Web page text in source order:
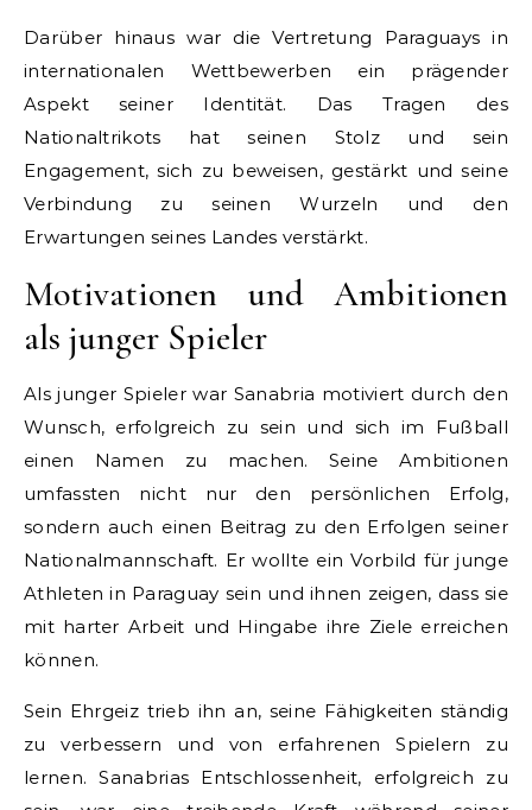
Darüber hinaus war die Vertretung Paraguays in
internationalen Wettbewerben ein prägender
Aspekt seiner Identität. Das Tragen des
Nationaltrikots hat seinen Stolz und sein
Engagement, sich zu beweisen, gestärkt und seine
Verbindung zu seinen Wurzeln und den
Erwartungen seines Landes verstärkt.
Motivationen und Ambitionen
als junger Spieler
Als junger Spieler war Sanabria motiviert durch den
Wunsch, erfolgreich zu sein und sich im Fußball
einen Namen zu machen. Seine Ambitionen
umfassten nicht nur den persönlichen Erfolg,
sondern auch einen Beitrag zu den Erfolgen seiner
Nationalmannschaft. Er wollte ein Vorbild für junge
Athleten in Paraguay sein und ihnen zeigen, dass sie
mit harter Arbeit und Hingabe ihre Ziele erreichen
können.
Sein Ehrgeiz trieb ihn an, seine Fähigkeiten ständig
zu verbessern und von erfahrenen Spielern zu
lernen. Sanabrias Entschlossenheit, erfolgreich zu